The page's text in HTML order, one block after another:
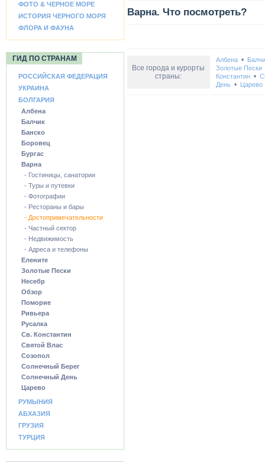
ФОТО & ЧЕРНОЕ МОРЕ
ИСТОРИЯ ЧЕРНОГО МОРЯ
ФЛОРА И ФАУНА
ГИД ПО СТРАНАМ
РОССИЙСКАЯ ФЕДЕРАЦИЯ
УКРАИНА
БОЛГАРИЯ
Албена
Балчик
Банско
Боровец
Бургас
Варна
- Гостиницы, санатории
- Туры и путевки
- Фотографии
- Рестораны и бары
- Достопримечательности
- Частный сектор
- Недвижимость
- Адреса и телефоны
Елените
Золотые Пески
Несебр
Обзор
Поморие
Ривьера
Русалка
Св. Константин
Святой Влас
Созопол
Солнечный Берег
Солнечный День
Царево
РУМЫНИЯ
АБХАЗИЯ
ГРУЗИЯ
ТУРЦИЯ
Варна. Что посмотреть?
Все города и курорты
страны:
Албена•
Золотые Пески
Константин•
День• Царево